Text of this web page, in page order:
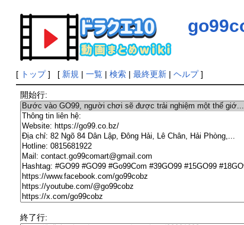
[ トップ] [ 新規 | 一覧| 検索| 最終更新| ヘルプ]
開始行:
終了行: